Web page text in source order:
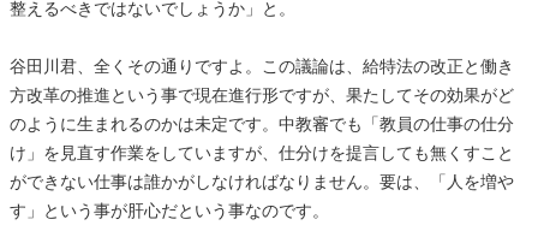
整えるべきではないでしょうか」と。
谷田川君、全くその通りですよ。この議論は、給特法の改正と働き
方改革の推進という事で現在進行形ですが、果たしてその効果がど
のように生まれるのかは未定です。中教審でも「教員の仕事の仕分
け」を見直す作業をしていますが、仕分けを提言しても無くすこと
ができない仕事は誰かがしなければなりません。要は、「人を増や
す」という事が肝心だという事なのです。